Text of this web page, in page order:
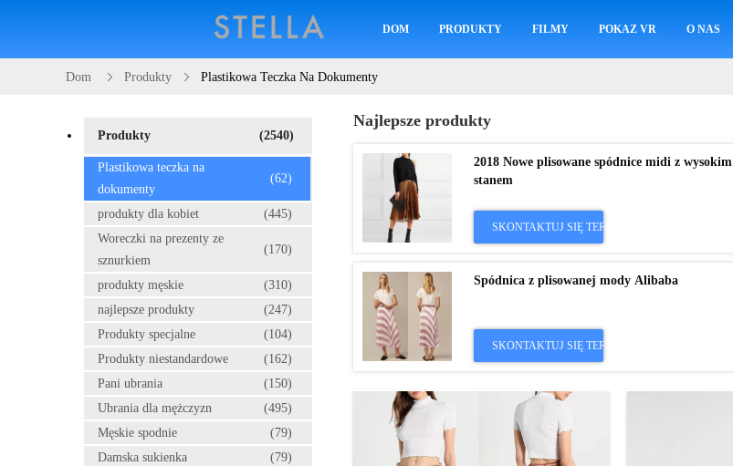
DOM PRODUKTY FILMY POKAZ VR O NAS
Dom Produkty Plastikowa Teczka Na Dokumenty
Produkty (2540)
Plastikowa teczka na
dokumenty
(62)
produkty dla kobiet
(445)
Woreczki na prezenty ze
sznurkiem
(170)
produkty męskie
(310)
najlepsze produkty
(247)
Produkty specjalne
(104)
Produkty niestandardowe
(162)
Pani ubrania
(150)
Ubrania dla mężczyzn
(495)
Męskie spodnie
(79)
Damska sukienka
(79)
Najlepsze produkty
2018 Nowe plisowane spódnice midi z wysokim
stanem
SKONTAKTUJ SIĘ TERAZ
Spódnica z plisowanej mody Alibaba
SKONTAKTUJ SIĘ TERAZ